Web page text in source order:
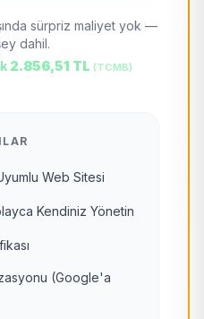
sürpriz maliyet yok —
dahil.
2.856,51 TL (TCMB)
Web Sitesi
Kendiniz Yönetin
(Google'a